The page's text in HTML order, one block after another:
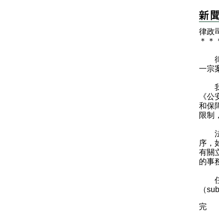
律政
＊
＊
律
一宗
我
《
和保
限制
法
序，
有關
的事
任
（
完